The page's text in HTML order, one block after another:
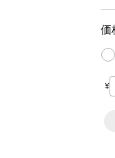
価
¥